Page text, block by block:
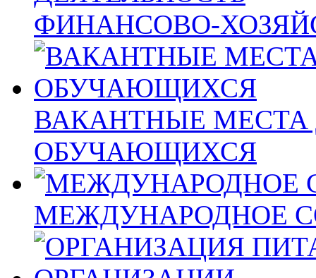
ФИНАНСОВО-
ВАКАНТНЫЕ МЕСТА
ОБУЧАЮЩИХСЯ
МЕЖДУНАРОДНОЕ